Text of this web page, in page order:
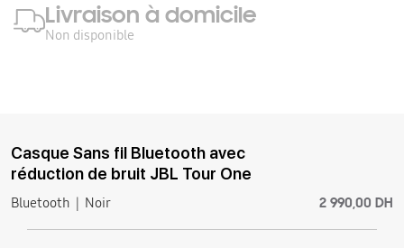
Livraison à domicile
Non disponible
Casque Sans fil Bluetooth avec
réduction de bruit JBL Tour One
Bluetooth Noir 2 990,00 DH